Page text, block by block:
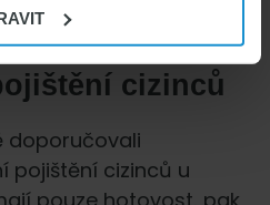
cizinců
doporučovali
pojištění cizinců u